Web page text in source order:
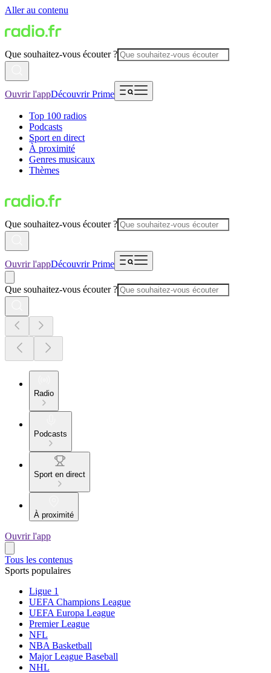
Aller au contenu
Que souhaitez-vous écouter ?
Ouvrir l'appDécouvrir Prime
Top 100 radios
Podcasts
Sport en direct
À proximité
Genres musicaux
Thèmes
Que souhaitez-vous écouter ?
Ouvrir l'appDécouvrir Prime
Que souhaitez-vous écouter ?
Radio
Podcasts
Sport en direct
À proximité
Ouvrir l'app
Tous les contenus
Sports populaires
Ligue 1
UEFA Champions League
UEFA Europa League
Premier League
NFL
NBA Basketball
Major League Baseball
NHL